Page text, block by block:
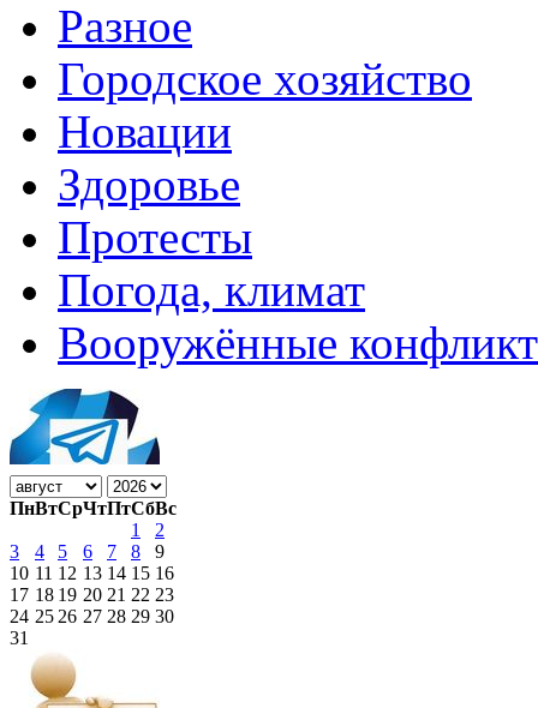
Разное
Городское хозяйство
Новации
Здоровье
Протесты
Погода, климат
Вооружённые
ПнВтСрЧтПтСбВс
1
2
3
4 5 6 7 8
9
10 11 12 13 14 15 16
17 18 19 20 21 22 23
24 25 26 27 28 29 30
31